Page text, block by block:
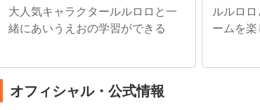
大人気キャラクタールルロロと一
緒にあいうえおの学習ができる
ルルロ
ームを楽
オフィシャル・公式情報